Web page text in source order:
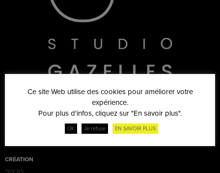
CRÉATION
Ce site Web utilise des cookies pour améliorer votre
expérience.
Pour plus d'infos, cliquez sur "En savoir plus".
OK Je refuse EN SAVOIR PLUS